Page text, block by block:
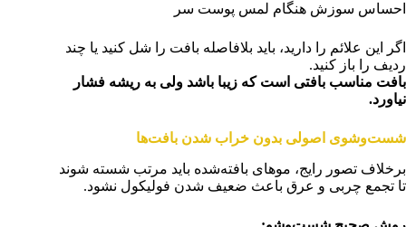
احساس سوزش هنگام لمس پوست سر
اگر این علائم را دارید، باید بلافاصله بافت را شل کنید یا چند
ردیف را باز کنید.
بافت مناسب بافتی است که زیبا باشد ولی به ریشه فشار
نیاورد.
شست‌وشوی اصولی بدون خراب شدن بافت‌ها
برخلاف تصور رایج، موهای بافته‌شده باید مرتب شسته شوند
تا تجمع چربی و عرق باعث ضعیف شدن فولیکول نشود.